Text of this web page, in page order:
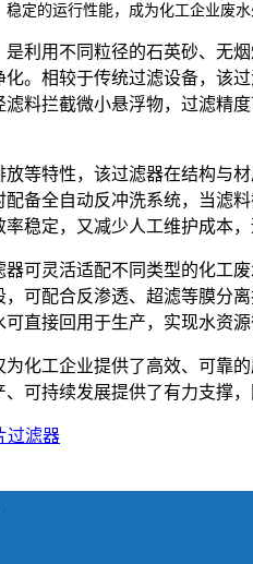
定的运行性能，成为化工企业废
利用不同粒径的石英砂、无
。相较于传统过滤设备，该
滤料拦截微小悬浮物，过滤
等特性，该过滤器在结构与
备全自动反冲洗系统，当滤
稳定，又减少人工维护成本
可灵活适配不同类型的化工
可配合反渗透、超滤等膜分
直接回用于生产，实现水资
化工企业提供了高效、可靠
可持续发展提供了有力支撑
过滤器